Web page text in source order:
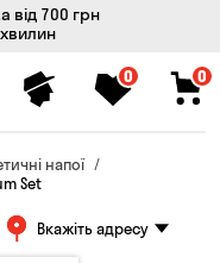
від 700 грн
0 0
напої
Set
Вкажіть адресу